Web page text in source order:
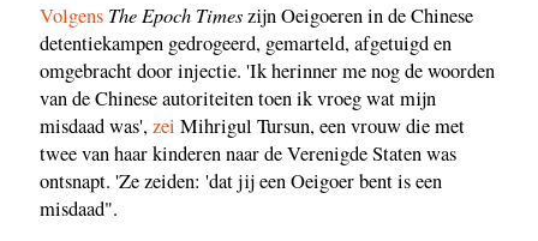
Volgens The Epoch Timeszijn Oeigoeren in de Chinese
detentiekampen gedrogeerd, gemarteld, afgetuigd en
omgebracht door injectie. 'Ik herinner me nog de woorden
van de Chinese autoriteiten toen ik vroeg wat mijn
misdaad was',zei Mihrigul Tursun, een vrouw die met
twee van haar kinderen naar de Verenigde Staten was
ontsnapt. 'Ze zeiden: 'dat jij een Oeigoer bent is een
misdaad".